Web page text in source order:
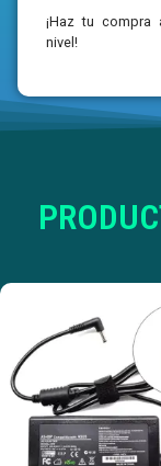
¡Haz tu compra
nivel!